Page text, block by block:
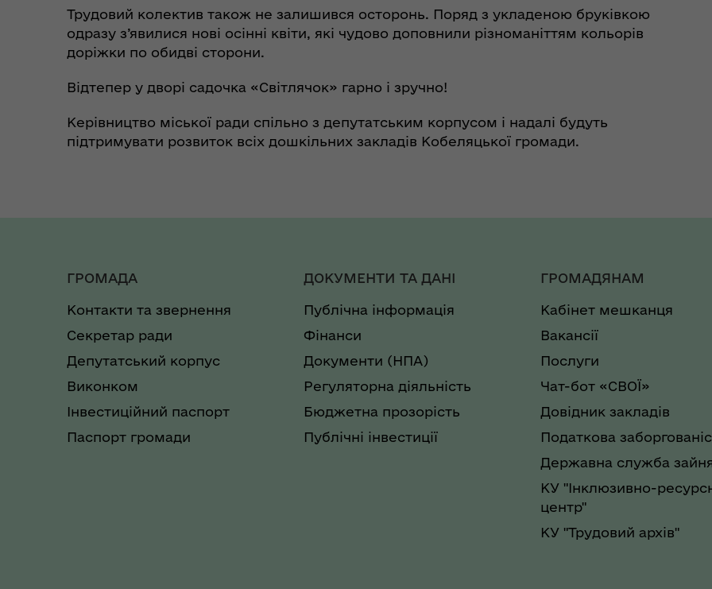
Трудовий колектив також не залишився осторонь. Поряд з укладеною бруківкою
одразу з’явилися нові осінні квіти, які чудово доповнили різноманіттям кольорів
доріжки по обидві сторони.
Відтепер у дворі садочка «Світлячок» гарно і зручно!
Керівництво міської ради спільно з депутатським корпусом і надалі будуть
підтримувати розвиток всіх дошкільних закладів Кобеляцької громади.
ГРОМАДА
Контакти та звернення
Секретар ради
Депутатський корпус
Виконком
Інвестиційний паспорт
Паспорт громади
ДОКУМЕНТИ ТА ДАНІ
Публічна інформація
Фінанси
Документи (НПА)
Регуляторна діяльність
Бюджетна прозорість
Публічні інвестиції
ГРОМАДЯНАМ
Кабінет мешканця
Вакансії
Послуги
Чат-бот «СВОЇ»
Довідник закладів
Податкова
Державна служба
КУ "Інклюзивно-
центр"
КУ "Трудовий архів"